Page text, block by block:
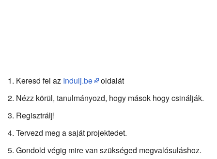
Keresd fel az Indulj.be
oldalát
Nézz körül, tanulmányozd, hogy mások hogy csinálják.
Regisztrálj!
Tervezd meg a saját projektedet.
Gondold végig mire van szükséged megvalósuláshoz.